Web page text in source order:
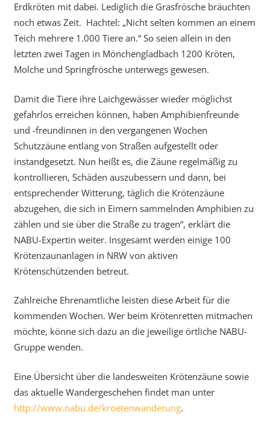
Erdkröten mit dabei. Lediglich die Grasfrösche bräuchten
noch etwas Zeit. Hachtel: „Nicht selten kommen an einem
Teich mehrere 1.000 Tiere an.“ So seien allein in den
letzten zwei Tagen in Mönchengladbach 1200 Kröten,
Molche und Springfrösche unterwegs gewesen.
Damit die Tiere ihre Laichgewässer wieder möglichst
gefahrlos erreichen können, haben Amphibienfreunde
und -freundinnen in den vergangenen Wochen
Schutzzäune entlang von Straßen aufgestellt oder
instandgesetzt. Nun heißt es, die Zäune regelmäßig zu
kontrollieren, Schäden auszubessern und dann, bei
entsprechender Witterung, täglich die Krötenzäune
abzugehen, die sich in Eimern sammelnden Amphibien zu
zählen und sie über die Straße zu tragen“, erklärt die
NABU-Expertin weiter. Insgesamt werden einige 100
Krötenzaunanlagen in NRW von aktiven
Krötenschützenden betreut.
Zahlreiche Ehrenamtliche leisten diese Arbeit für die
kommenden Wochen. Wer beim Krötenretten mitmachen
möchte, könne sich dazu an die jeweilige örtliche NABU-
Gruppe wenden.
Eine Übersicht über die landesweiten Krötenzäune sowie
das aktuelle Wandergeschehen findet man unter
http://www.nabu.de/kroetenwanderung.